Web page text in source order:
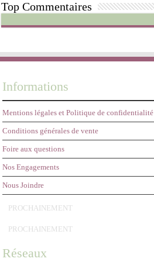
à
29,95€
Top Commentaires
Informations
Mentions légales et Politique de confidentialité
Conditions générales de vente
Foire aux questions
Nos Engagements
Nous Joindre
PROCHAINEMENT
PROCHAINEMENT
Réseaux